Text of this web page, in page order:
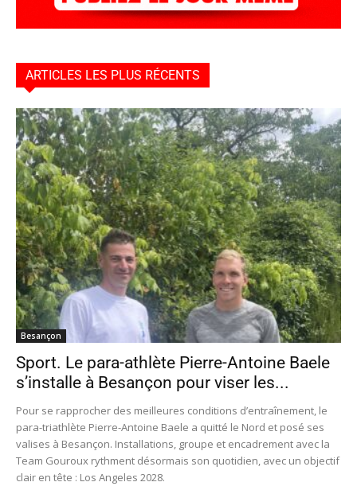
ARTICLES LES PLUS RÉCENTS
Besançon
Sport. Le para-athlète Pierre-Antoine Baele
s’installe à Besançon pour viser les...
Pour se rapprocher des meilleures conditions d’entraînement, le
para-triathlète Pierre-Antoine Baele a quitté le Nord et posé ses
valises à Besançon. Installations, groupe et encadrement avec la
Team Gouroux rythment désormais son quotidien, avec un objectif
clair en tête : Los Angeles 2028.